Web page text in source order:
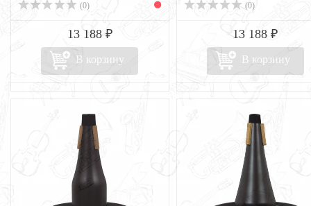
(0)
13 188 ₽
В корзину
(0)
13 188 ₽
В корзину